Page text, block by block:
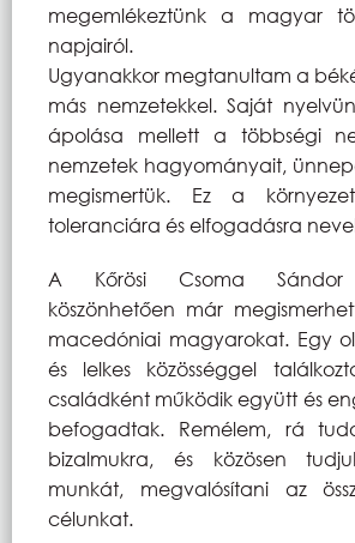
megemlékeztünk a magyar
napjairól.
Ugyanakkor megtanultam a
más nemzetekkel. Saját
ápolása mellett a többségi
nemzetek hagyományait,
megismertük. Ez a
toleranciára és elfogadásra
A Kőrösi Csoma Sándor
köszönhetően már
macedóniai magyarokat. Egy
és lelkes közösséggel
családként működik együtt és
befogadtak. Remélem, rá
bizalmukra, és közösen
munkát, megvalósítani az
célunkat.